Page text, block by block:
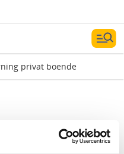
privat boende
boende